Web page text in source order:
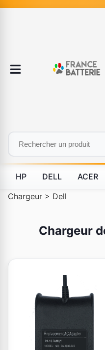
HP DELL ACER
Chargeur > Dell
Chargeur